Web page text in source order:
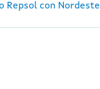
Repsol con Nordeste